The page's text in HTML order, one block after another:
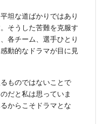
坦な道ばかりではあり
そうした苦難を克服す
各チーム、選手ひとり
動的なドラマが目に見
ものではないことで
だと私は思っていま
からこそドラマとな